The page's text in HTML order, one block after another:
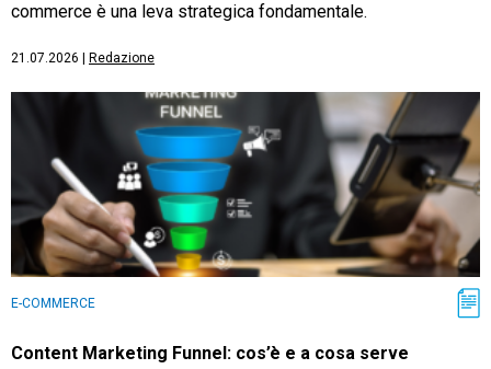
commerce è una leva strategica fondamentale.
21.07.2026 Redazione
E-COMMERCE
Content Marketing Funnel: cos’è e a cosa serve